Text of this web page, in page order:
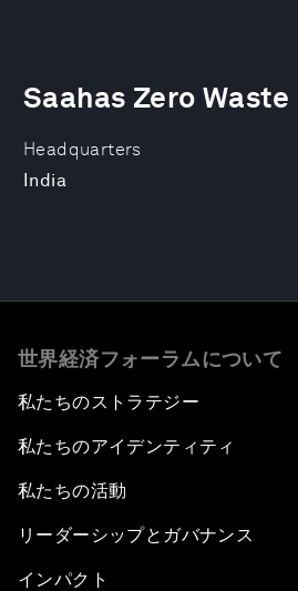
Headquarters
India
Saahas Zero Waste
世界経済フォーラムについて
私たちのストラテジー
私たちのアイデンティティ
私たちの活動
リーダーシップとガバナンス
インパクト